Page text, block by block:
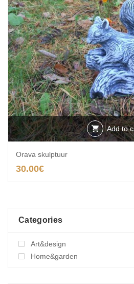
Add to
Orava skulptuur
30.00€
Categories
Art&design
Home&garden